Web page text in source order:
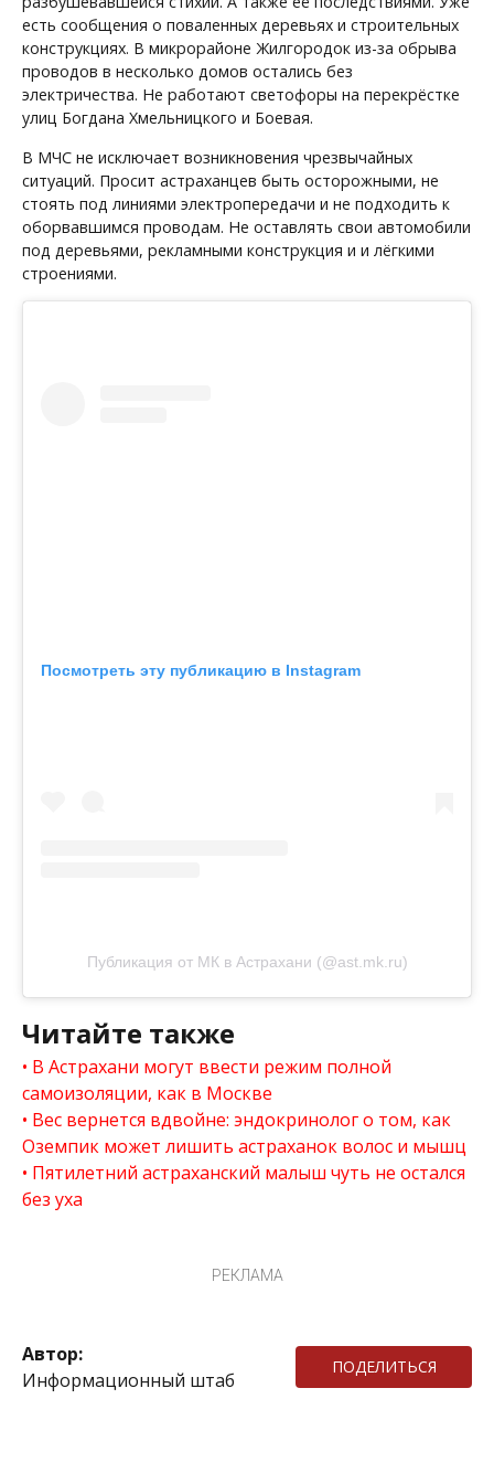
есть сообщения о поваленных деревьях и строительных
конструкциях. В микрорайоне Жилгородок из-за обрыва
проводов в несколько домов остались без
электричества. Не работают светофоры на перекрёстке
улиц Богдана Хмельницкого и Боевая.
В МЧС не исключает возникновения чрезвычайных
ситуаций. Просит астраханцев быть осторожными, не
стоять под линиями электропередачи и не подходить к
оборвавшимся проводам. Не оставлять свои автомобили
под деревьями, рекламными конструкция и и лёгкими
строениями.
Посмотреть эту публикацию в Instagram
Публикация от МК в Астрахани (@ast.mk.ru)
Читайте также
В Астрахани могут ввести режим полной
самоизоляции, как в Москве
Вес вернется вдвойне: эндокринолог о том, как
Оземпик может лишить астраханок волос и мышц
Пятилетний астраханский малыш чуть не остался
без уха
РЕКЛАМА
Автор:
Информационный штаб
ПОДЕЛИТЬСЯ